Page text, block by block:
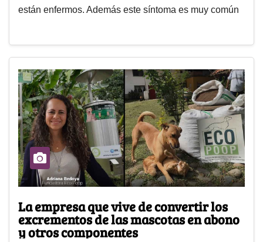
están enfermos. Además este síntoma es muy común
La empresa que vive de convertir los
excrementos de las mascotas en abono
y otros componentes